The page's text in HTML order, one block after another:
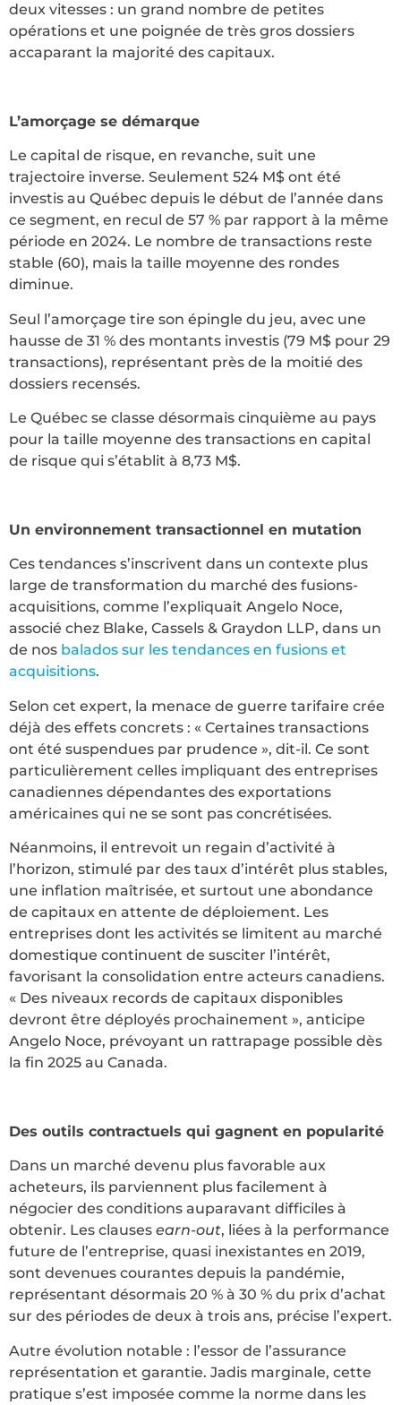
deux vitesses : un grand nombre de petites
opérations et une poignée de très gros dossiers
accaparant la majorité des capitaux.
L’amorçage se démarque
Le capital de risque, en revanche, suit une
trajectoire inverse. Seulement 524 M$ ont été
investis au Québec depuis le début de l’année dans
ce segment, en recul de 57 % par rapport à la même
période en 2024. Le nombre de transactions reste
stable (60), mais la taille moyenne des rondes
diminue.
Seul l’amorçage tire son épingle du jeu, avec une
hausse de 31 % des montants investis (79 M$ pour 29
transactions), représentant près de la moitié des
dossiers recensés.
Le Québec se classe désormais cinquième au pays
pour la taille moyenne des transactions en capital
de risque qui s’établit à 8,73 M$.
Un environnement transactionnel en mutation
Ces tendances s’inscrivent dans un contexte plus
large de transformation du marché des fusions-
acquisitions, comme l’expliquait Angelo Noce,
associé chez Blake, Cassels & Graydon LLP, dans un
de nos balados sur les tendances en fusions et
acquisitions.
Selon cet expert, la menace de guerre tarifaire crée
déjà des effets concrets : « Certaines transactions
ont été suspendues par prudence », dit-il. Ce sont
particulièrement celles impliquant des entreprises
canadiennes dépendantes des exportations
américaines qui ne se sont pas concrétisées.
Néanmoins, il entrevoit un regain d’activité à
l’horizon, stimulé par des taux d’intérêt plus stables,
une inflation maîtrisée, et surtout une abondance
de capitaux en attente de déploiement. Les
entreprises dont les activités se limitent au marché
domestique continuent de susciter l’intérêt,
favorisant la consolidation entre acteurs canadiens.
« Des niveaux records de capitaux disponibles
devront être déployés prochainement », anticipe
Angelo Noce, prévoyant un rattrapage possible dès
la fin 2025 au Canada.
Des outils contractuels qui gagnent en popularité
Dans un marché devenu plus favorable aux
acheteurs, ils parviennent plus facilement à
négocier des conditions auparavant difficiles à
obtenir. Les clauses earn-out, liées à la performance
future de l’entreprise, quasi inexistantes en 2019,
sont devenues courantes depuis la pandémie,
représentant désormais 20 % à 30 % du prix d’achat
sur des périodes de deux à trois ans, précise l’expert.
Autre évolution notable : l’essor de l’assurance
représentation et garantie. Jadis marginale, cette
pratique s’est imposée comme la norme dans les